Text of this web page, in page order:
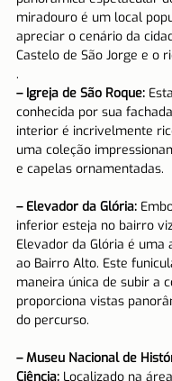
miradouro é um local
apreciar o cenário da
Castelo de São Jorge e o
.
– Igreja de São Roque:
conhecida por sua
interior é incrivelmente
uma coleção
e capelas ornamentadas.
– Elevador da Glória:
inferior esteja no bairro
Elevador da Glória é uma
ao Bairro Alto. Este
maneira única de subir a
proporciona vistas
do percurso.
– Museu Nacional de
Ciência: Localizado na